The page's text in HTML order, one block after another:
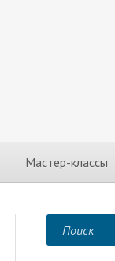
Мастер-классы